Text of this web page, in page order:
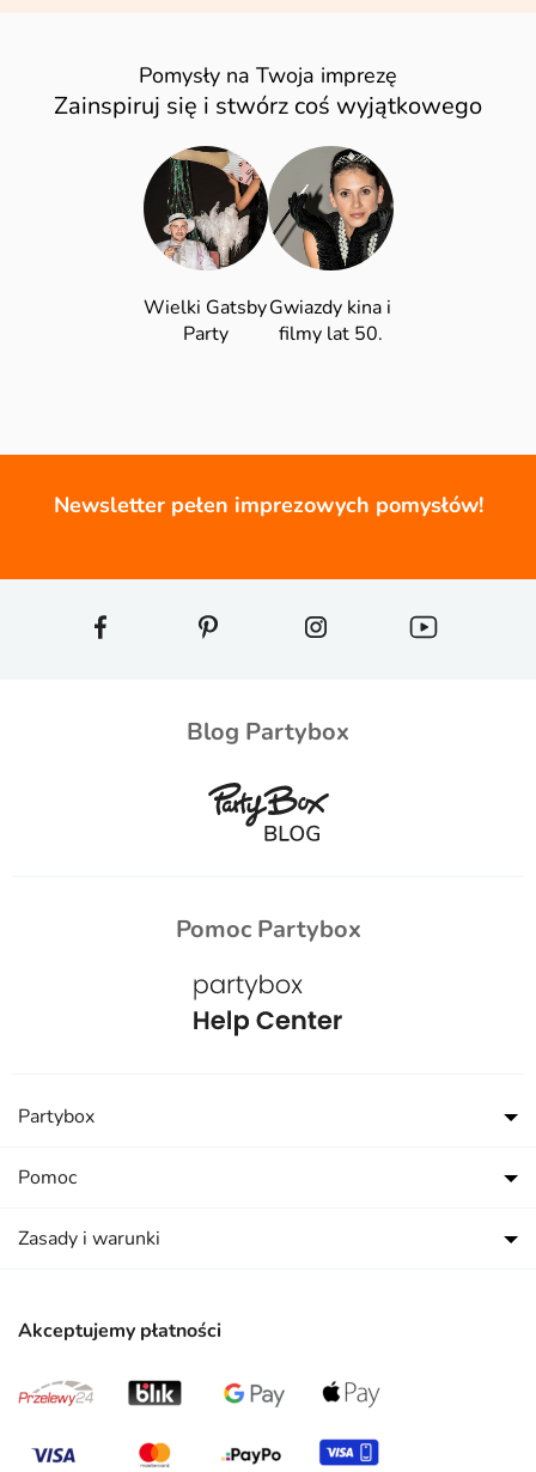
Pomysły na Twoja imprezę
Zainspiruj się i stwórz coś wyjątkowego
Wielki Gatsby
Party
Gwiazdy kina i
filmy lat 50.
Newsletter pełen imprezowych pomysłów!
Blog Partybox
Pomoc Partybox
Akceptujemy płatności
Partybox
Pomoc
Zasady i warunki